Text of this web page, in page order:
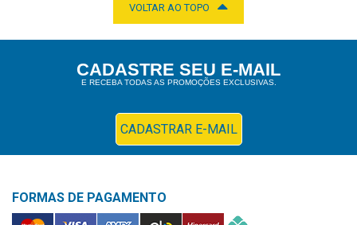
VOLTAR AO TOPO
CADASTRE SEU E-MAIL
E RECEBA TODAS AS PROMOÇÕES EXCLUSIVAS.
CADASTRAR E-MAIL
FORMAS DE PAGAMENTO